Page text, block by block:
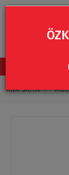
TÜM
ANA SAYFA